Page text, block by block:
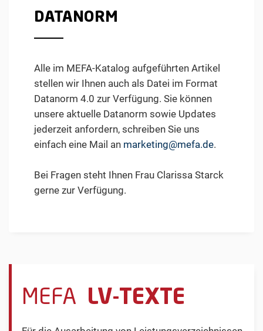
DATANORM
Alle im MEFA-Katalog aufgeführten Artikel
stellen wir Ihnen auch als Datei im Format
Datanorm 4.0 zur Verfügung. Sie können
unsere aktuelle Datanorm sowie Updates
jederzeit anfordern, schreiben Sie uns
einfach eine Mail an marketing@mefa.de.
Bei Fragen steht Ihnen Frau Clarissa Starck
gerne zur Verfügung.
MEFA LV-TEXTE